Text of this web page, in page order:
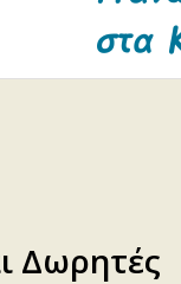
Δωρητές